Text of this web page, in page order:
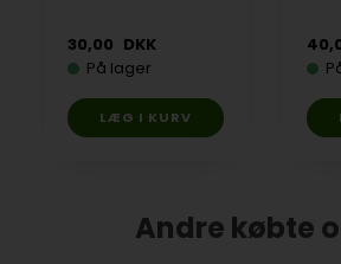
30,00 DKK
På lager
Andre købte